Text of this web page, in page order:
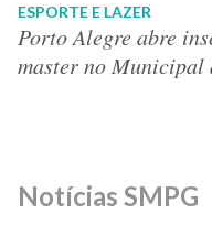
ESPORTE E LAZER
Porto Alegre abre
master no Municipal
Notícias SMPG